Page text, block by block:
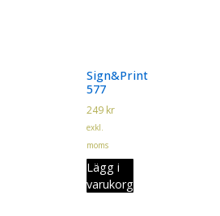
Sign&Print
577
249 kr
exkl.
moms
Lägg i
varukorg